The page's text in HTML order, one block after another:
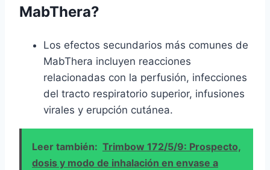
MabThera?
Los efectos secundarios más comunes de
MabThera incluyen reacciones
relacionadas con la perfusión, infecciones
del tracto respiratorio superior, infusiones
virales y erupción cutánea.
Leer también: Trimbow 172/5/9: Prospecto,
dosis y modo de inhalación en envase a